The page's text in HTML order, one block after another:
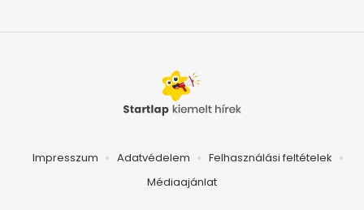
Impresszum Adatvédelem
Felhasználási feltételek
Médiaajánlat